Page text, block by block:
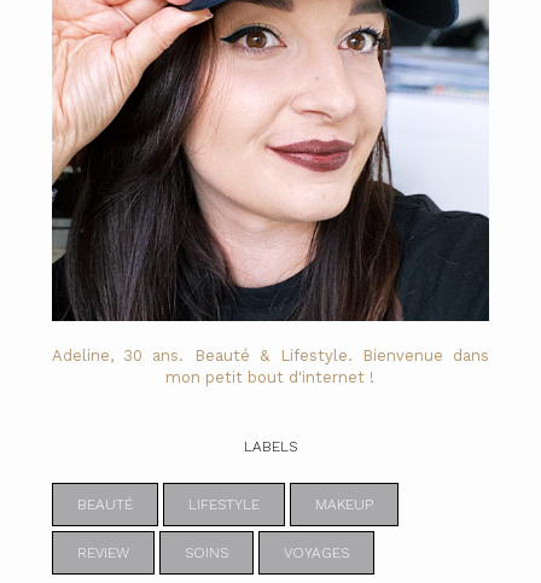
Adeline, 30 ans. Beauté & Lifestyle. Bienvenue dans
mon petit bout d'internet !
LABELS
BEAUTÉ LIFESTYLE MAKEUP
REVIEW SOINS VOYAGES